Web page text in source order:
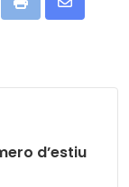
Print
Share
d’estiu